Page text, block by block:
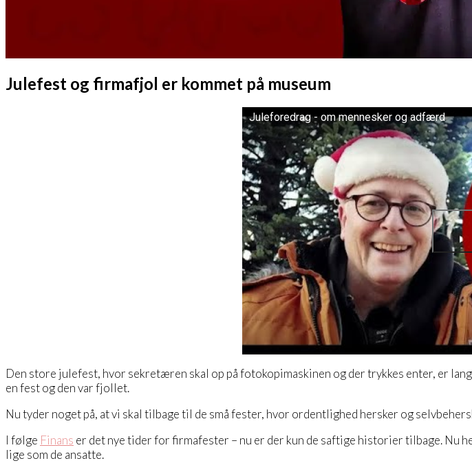
Julefest og firmafjol er kommet på museum
Juleforedrag - om mennesker og adfærd
Watch this video on YouTube
Den store julefest, hvor sekretæren skal op på fotokopimaskinen og der trykkes enter, er
en fest og den var fjollet.
Nu tyder noget på, at vi skal tilbage til de små fester, hvor ordentlighed hersker og
I følge Finans er det nye tider for firmafester – nu er der kun de saftige historier tilbage. Nu
lige som de ansatte.